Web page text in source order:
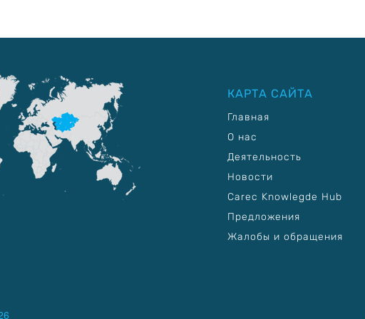
КАРТА САЙТА
Главная
О нас
Деятельность
Новости
Carec Knowlegde Hub
Предложения
Жалобы и обращения